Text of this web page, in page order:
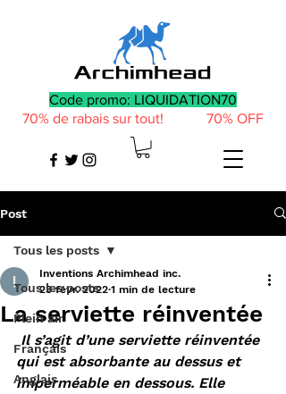
Code promo: LIQUIDATION70
70% de rabais sur tout! 70% OFF
Post
Tous les posts
Plein air
Français
Anglais
Tous les posts
La serviette réinventée
Inventions Archimhead inc.
23 févr. 2022 1 min de lecture
Il s’agit d’une serviette réinventée
qui est absorbante au dessus et
imperméable en dessous. Elle